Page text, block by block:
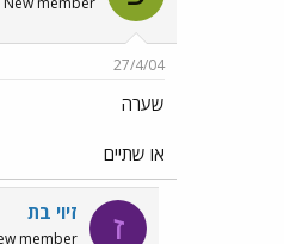
27/4/04
שערה
או שתיים
ז זיוי בת
member